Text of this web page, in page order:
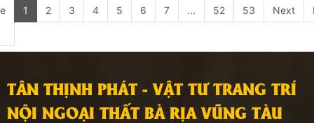
1 2 3 4 5 6 7 ... 52 53 Next
TÂN THỊNH PHÁT - VẬT TƯ TRANG TRÍ
NỘI NGOẠI THẤT BÀ RỊA VŨNG TÀU